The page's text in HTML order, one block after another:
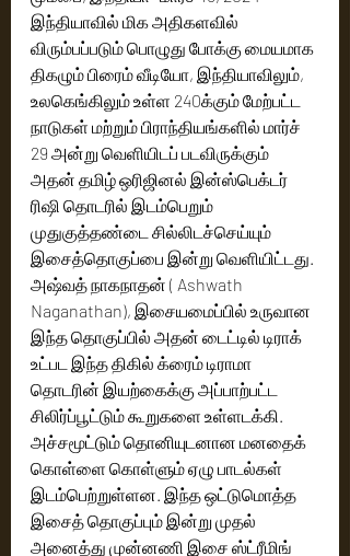
இந்தியாவில் மிக அதிகளவில்
விரும்பப்படும் பொழுது போக்கு மையமாக
திகழும் பிரைம் வீடியோ, இந்தியாவிலும்,
உலகெங்கிலும் உள்ள 240க்கும் மேற்பட்ட
நாடுகள் மற்றும் பிராந்தியங்களில் மார்ச்
29 அன்று வெளியிடப் படவிருக்கும்
அதன் தமிழ் ஒரிஜினல் இன்ஸ்பெக்டர்
ரிஷி தொடரில் இடம்பெறும்
முதுகுத்தண்டை சில்லிடச்செய்யும்
இசைத்தொகுப்பை இன்று வெளியிட்டது.
அஷ்வத் நாகநாதன் ( Ashwath
Naganathan), இசையமைப்பில் உருவான
இந்த தொகுப்பில் அதன் டைட்டில் டிராக்
உட்பட இந்த திகில் க்ரைம் டிராமா
தொடரின் இயற்கைக்கு அப்பாற்பட்ட
சிலிர்ப்பூட்டும் கூறுகளை உள்ளடக்கி.
அச்சமூட்டும் தொனியுடனான மனதைக்
கொள்ளை கொள்ளும் ஏழு பாடல்கள்
இடம்பெற்றுள்ளன. இந்த ஒட்டுமொத்த
இசைத் தொகுப்பும் இன்று முதல்
அனைத்து முன்னணி இசை ஸ்ட்ரீமிங்